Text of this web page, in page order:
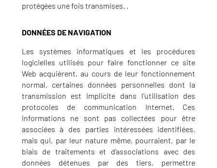
protégées une fois transmises. .
DONNÉES DE NAVIGATION
Les systèmes informatiques et les procédures
logicielles utilisés pour faire fonctionner ce site
Web acquièrent, au cours de leur fonctionnement
normal, certaines données personnelles dont la
transmission est implicite dans l’utilisation des
protocoles de communication Internet. Ces
informations ne sont pas collectées pour être
associées à des parties intéressées identifiées,
mais qui, par leur nature même, pourraient, par le
biais de traitements et d’associations avec des
données détenues par des tiers, permettre